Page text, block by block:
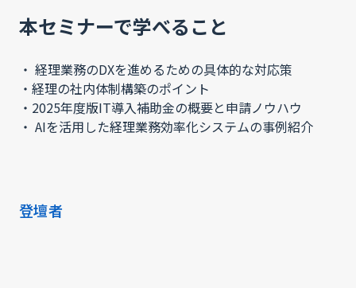
本セミナーで学べること
・ 経理業務のDXを進めるための具体的な対応策
・経理の社内体制構築のポイント
・2025年度版IT導入補助金の概要と申請ノウハウ
・ AIを活用した経理業務効率化システムの事例紹介
登壇者